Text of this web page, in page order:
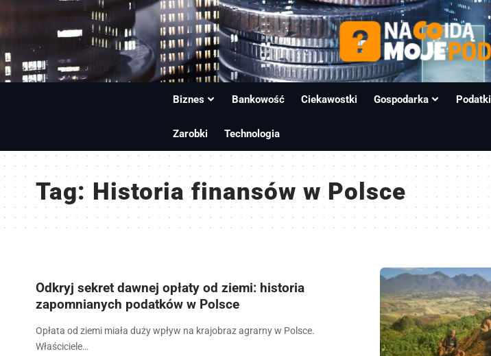
Biznes Bankowość Ciekawostki Gospodarka Podatki
Zarobki Technologia
Tag:Historia finansów w Polsce
Odkryj sekret dawnej opłaty od ziemi: historia
zapomnianych podatków w Polsce
Opłata od ziemi miała duży wpływ na krajobraz agrarny w Polsce.
Właściciele…